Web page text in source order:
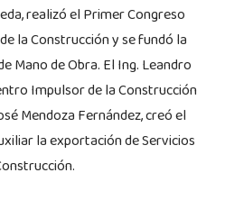
realizó el Primer Congreso
la Construcción y se fundó la
Mano de Obra. El Ing. Leandro
Impulsor de la Construcción
Mendoza Fernández, creó el
la exportación de Servicios